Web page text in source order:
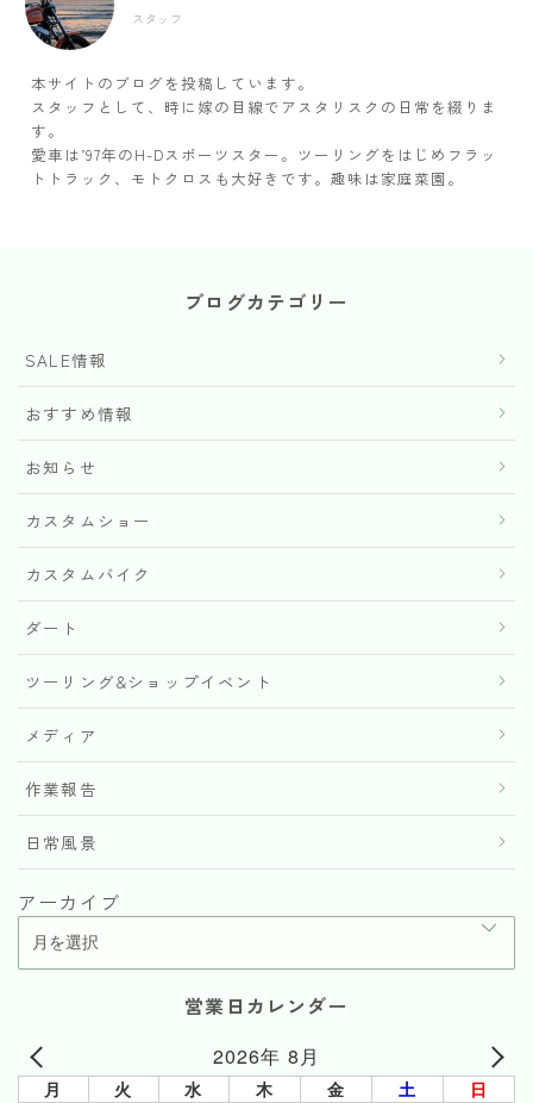
スタッフ
本サイトのブログを投稿しています。
スタッフとして、時に嫁の目線でアスタリスクの日常を綴りま
す。
愛車は’97年のH-Dスポーツスター。ツーリングをはじめフラッ
トトラック、モトクロスも大好きです。趣味は家庭菜園。
ブログカテゴリー
SALE情報
おすすめ情報
お知らせ
カスタムショー
カスタムバイク
ダート
ツーリング&ショップイベント
メディア
作業報告
日常風景
アーカイブ
営業日カレンダー
2026年 8月
月 火 水 木 金 土 日